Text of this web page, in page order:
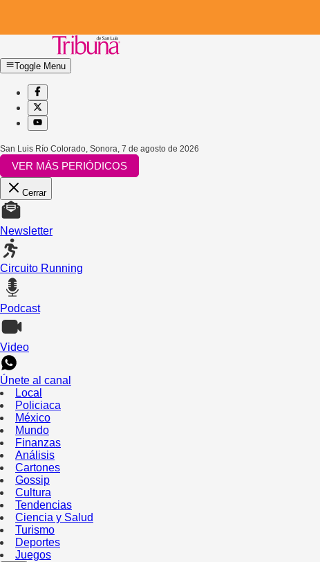
Toggle Menu
San Luis Río Colorado, Sonora, 7 de agosto de 2026
VER MÁS PERIÓDICOS
Cerrar
Newsletter
Circuito Running
Podcast
Video
Únete al canal
Local
Policiaca
México
Mundo
Finanzas
Análisis
Cartones
Gossip
Cultura
Tendencias
Ciencia y Salud
Turismo
Deportes
Juegos